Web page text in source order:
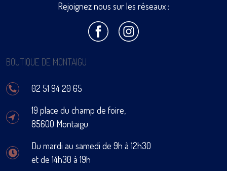
Rejoignez nous sur les réseaux :
BOUTIQUE DE MONTAIGU
02 51 94 20 65
19 place du champ de foire,
85600 Montaigu
Du mardi au samedi de 9h à 12h30
et de 14h30 à 19h